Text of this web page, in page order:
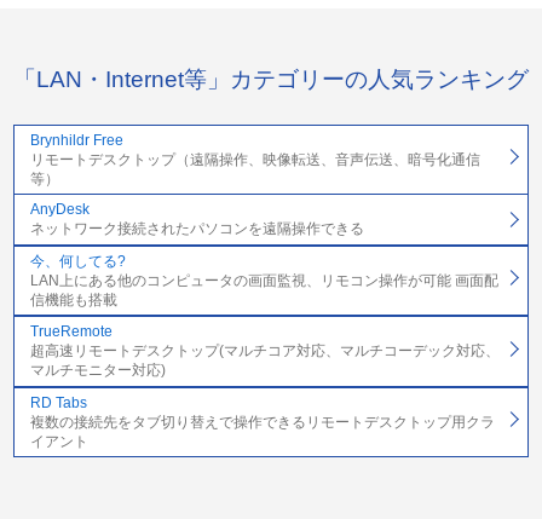
「LAN・Internet等」カテゴリーの人気ランキング
Brynhildr Free
リモートデスクトップ（遠隔操作、映像転送、音声伝送、暗号化通信
等）
AnyDesk
ネットワーク接続されたパソコンを遠隔操作できる
今、何してる?
LAN上にある他のコンピュータの画面監視、リモコン操作が可能 画面配
信機能も搭載
TrueRemote
超高速リモートデスクトップ(マルチコア対応、マルチコーデック対応、
マルチモニター対応)
RD Tabs
複数の接続先をタブ切り替えで操作できるリモートデスクトップ用クラ
イアント